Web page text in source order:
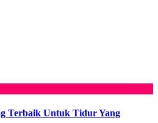
Terbaik Untuk Tidur Yang